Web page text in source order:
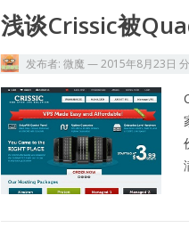
浅谈Crissic被
发布者: 微魔 —2015年8月23日